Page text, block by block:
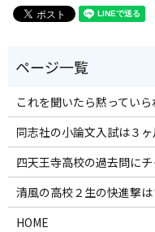
これを聞いたら黙ってい
同志社の小論文入試は３
四天王寺高校の過去問に
清風の高校２生の快進撃は
HOME